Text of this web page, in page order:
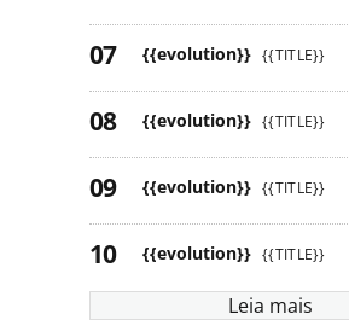
{{evolution}} {{TITLE}}
{{evolution}} {{TITLE}}
{{evolution}} {{TITLE}}
{{evolution}} {{TITLE}}
Leia mais